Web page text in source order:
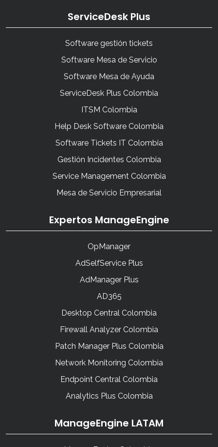
ServiceDesk Plus
Software gestión tickets
Software Mesa de Servicio
Software Mesa de Ayuda
ServiceDesk Plus Colombia
ITSM Colombia
Help Desk Software Colombia
Software Tickets IT Colombia
Gestión Incidentes Colombia
Service Management Colombia
Mesa de Servicio Empresarial
Expertos ManageEngine
OpManager
AdSelfService Plus
AdManager Plus
AD365
Desktop Central Colombia
Firewall Analyzer Colombia
Patch Manager Plus Colombia
Network Monitoring Colombia
Endpoint Central Colombia
Analytics Plus Colombia
ManageEngine LATAM